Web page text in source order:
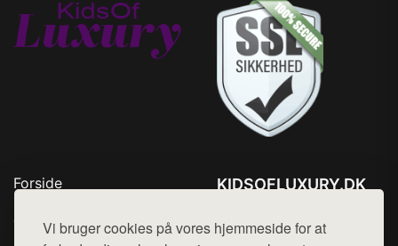
Vi bruger cookies på vores hjemmeside for at
Forside
Top Rabatter
KIDSOFLUXURY.DK